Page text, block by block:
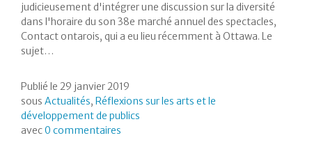
judicieusement d'intégrer une discussion sur la diversité
dans l'horaire du son 38e marché annuel des spectacles,
Contact ontarois, qui a eu lieu récemment à Ottawa. Le
sujet…
Publié le 29 janvier 2019
sous Actualités, Réflexions sur les arts et le
développement de publics
avec0 commentaires